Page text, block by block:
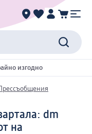
изгодно
dm
на